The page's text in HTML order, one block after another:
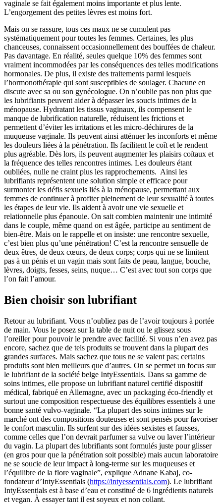
vaginale se fait également moins importante et plus lente.
L’engorgement des petites lèvres est moins fort.
Mais on se rassure, tous ces maux ne se cumulent pas
systématiquement pour toutes les femmes. Certaines, les plus
chanceuses, connaissent occasionnellement des bouffées de chaleur.
Pas davantage. En réalité, seules quelque 10% des femmes sont
vraiment incommodées par les conséquences des telles modifications
hormonales. De plus, il existe des traitements parmi lesquels
l’hormonothérapie qui sont susceptibles de soulager. Chacune en
discute avec sa ou son gynécologue. On n’oublie pas non plus que
les lubrifiants peuvent aider à dépasser les soucis intimes de la
ménopause. Hydratant les tissus vaginaux, ils compensent le
manque de lubrification naturelle, réduisent les frictions et
permettent d’éviter les irritations et les micro-déchirures de la
muqueuse vaginale. Ils peuvent ainsi atténuer les inconforts et même
les douleurs liées à la pénétration. Ils facilitent le coît et le rendent
plus agréable. Dès lors, ils peuvent augmenter les plaisirs coïtaux et
la fréquence des telles rencontres intimes. Les douleurs étant
oubliées, nulle ne craint plus les rapprochements. Ainsi les
lubrifiants représentent une solution simple et efficace pour
surmonter les défis sexuels liés à la ménopause, permettant aux
femmes de continuer à profiter pleinement de leur sexualité à toutes
les étapes de leur vie. Ils aident à avoir une vie sexuelle et
relationnelle plus épanouie. On sait combien maintenir une intimité
dans le couple, même quand on est âgée, participe au sentiment de
bien-être. Mais on le rappelle et on insiste: une rencontre sexuelle,
c’est bien plus qu’une pénétration! C’est la rencontre sensuelle de
deux êtres, de deux cœurs, de deux corps; corps qui ne se limitent
pas à un pénis et un vagin mais sont faits de peau, langue, bouche,
lèvres, doigts, fesses, seins, nuque… C’est avec tout son corps que
l’on fait l’amour.
Bien choisir son lubrifiant
Retour au lubrifiant. Vous n’oubliez pas de l’avoir toujours à portée
de main. Vous le posez sur la table de nuit ou le glissez sous
l’oreiller pour pouvoir le prendre avec facilité. Si vous n’en avez pas
encore, sachez que de tels produits se trouvent dans la plupart des
grandes surfaces. Mais sachez que tous ne se valent pas; certains
produits sont bien meilleurs que d’autres. On se permet un focus sur
le lubrifiant de la société belge IntyEssentials. Dans sa gamme de
soins intimes, elle propose un lubrifiant naturel certifié dispositif
médical, fabriqué en Allemagne, avec un packaging éco-friendly et
surtout une composition respectueuse des équilibres essentiels à une
bonne santé vulvo-vaginale. “La plupart des soins intimes sur le
marché ont des compositions douteuses et sont pensés pour favoriser
le confort masculin. Ils surfent sur des idées sexistes et fausses,
comme celles que l’on devrait parfumer sa vulve ou laver l’intérieur
du vagin. La plupart des lubrifiants sont formulés juste pour glisser
(en gros pour que la pénétration soit possible) mais aucun laboratoire
ne se soucie de leur impact à long-terme sur les muqueuses et
l’équilibre de la flore vaginale”, explique Adnane Kabaj, co-
fondateur d’IntyEssentials (https://intyessentials.com). Le lubrifiant
IntyEssentials est à base d’eau et constitué de 6 ingrédients naturels
et vegan. À essayer tant il est soyeux et non collant.